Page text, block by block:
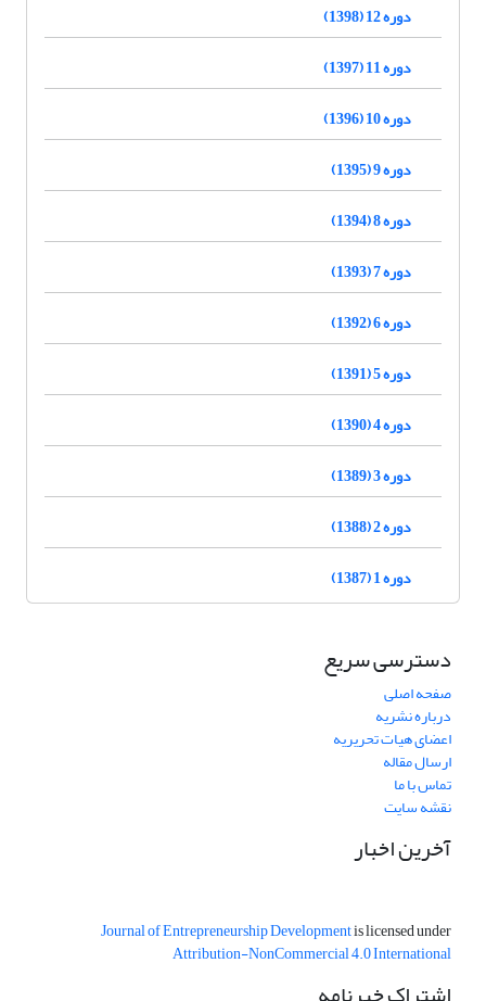
دوره 12 (1398)
دوره 11 (1397)
دوره 10 (1396)
دوره 9 (1395)
دوره 8 (1394)
دوره 7 (1393)
دوره 6 (1392)
دوره 5 (1391)
دوره 4 (1390)
دوره 3 (1389)
دوره 2 (1388)
دوره 1 (1387)
دسترسی سریع
صفحه اصلی
درباره نشریه
اعضای هیات تحریریه
ارسال مقاله
تماس با ما
نقشه سایت
آخرین اخبار
Journal of Entrepreneurship Developmentis licensed under
Attribution-NonCommercial 4.0 International